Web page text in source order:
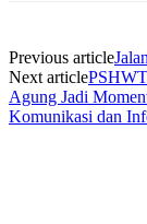
Previous article
Next article
Agung Jadi
Komunikasi dan